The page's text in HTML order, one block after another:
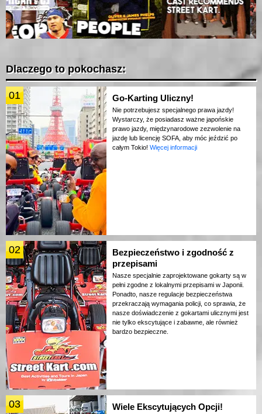
Dlaczego to pokochasz:
01 Go-Karting Uliczny!
Nie potrzebujesz specjalnego prawa jazdy!
Wystarczy, że posiadasz ważne japońskie
prawo jazdy, międzynarodowe zezwolenie na
jazdę lub licencję SOFA, aby móc jeździć po
całym Tokio! Więcej informacji
02
Bezpieczeństwo i zgodność z
przepisami
Nasze specjalnie zaprojektowane gokarty są w
pełni zgodne z lokalnymi przepisami w Japonii.
Ponadto, nasze regulacje bezpieczeństwa
przekraczają wymagania policji, co sprawia, że
nasze doświadczenie z gokartami ulicznymi jest
nie tylko ekscytujące i zabawne, ale również
bardzo bezpieczne.
03 Wiele Ekscytujących Opcji!